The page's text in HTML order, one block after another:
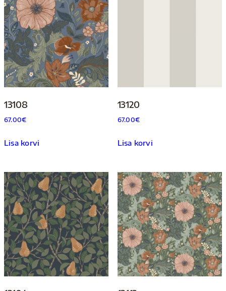
13108
67.00€
Lisa korvi
13120
67.00€
Lisa korvi